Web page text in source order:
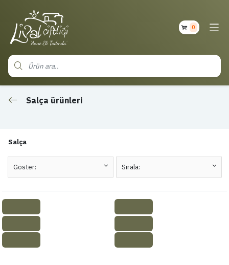
0
Salça ürünleri
Salça
Göster: Sırala: